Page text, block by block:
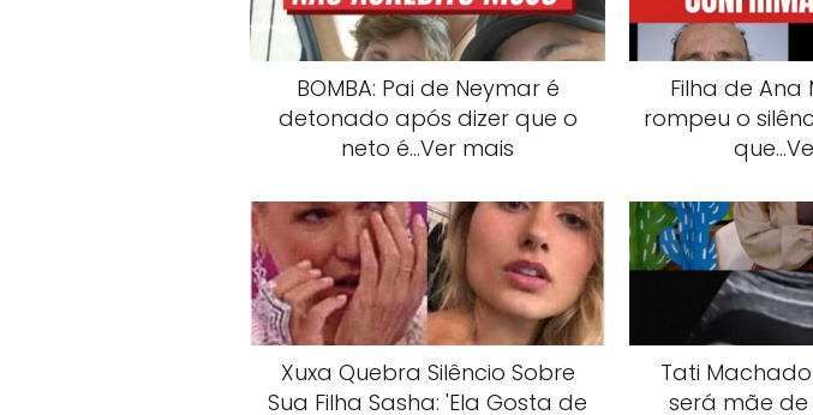
BOMBA: Pai de Neymar é
detonado após dizer que o
neto é…Ver mais
Filha de
rompeu o
Xuxa Quebra Silêncio Sobre
Sua Filha Sasha: 'Ela Gosta de
Tati
será mãe de